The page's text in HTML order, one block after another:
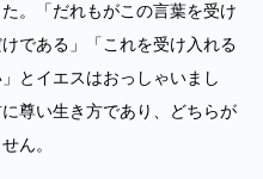
。「だれもがこの言葉を受け
である」「これを受け入れる
とイエスはおっしゃいまし
尊い生き方であり、どちらが
ん。